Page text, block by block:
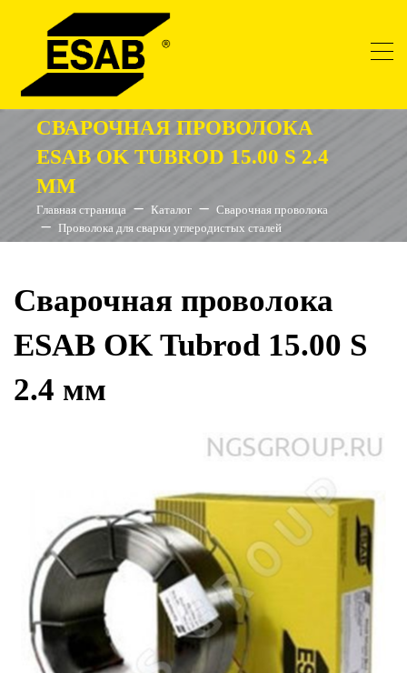
СВАРОЧНАЯ ПРОВОЛОКА
ESAB OK TUBROD 15.00 S 2.4
ММ
Главная страница Каталог
Сварочная проволока
Проволока для сварки углеродистых сталей
Сварочная проволока
ESAB OK Tubrod 15.00 S
2.4 мм